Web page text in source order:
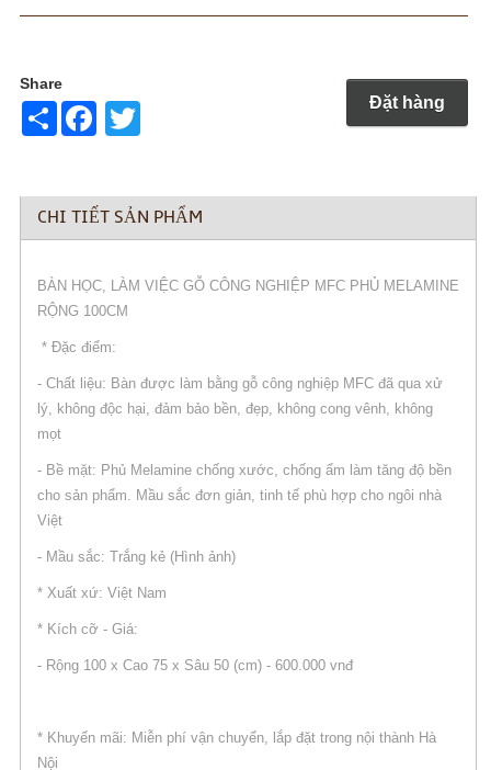
Share
Share Twitter Đặt hàng
CHI TIẾT SẢN PHẨM
BÀN HỌC, LÀM VIỆC GỖ CÔNG NGHIỆP MFC PHỦ MELAMINE
RỘNG 100CM
* Đặc điểm:
- Chất liệu: Bàn được làm bằng gỗ công nghiệp MFC đã qua xử
lý, không độc hại, đảm bảo bền, đẹp, không cong vênh, không
mọt
- Bề mặt: Phủ Melamine chống xước, chống ẩm làm tăng độ bền
cho sản phẩm. Mầu sắc đơn giản, tinh tế phù hợp cho ngôi nhà
Việt
- Mầu sắc: Trắng kẻ (Hình ảnh)
* Xuất xứ: Việt Nam
* Kích cỡ - Giá:
- Rộng 100 x Cao 75 x Sâu 50 (cm) - 600.000 vnđ
* Khuyến mãi: Miễn phí vận chuyển, lắp đặt trong nội thành Hà
Nội